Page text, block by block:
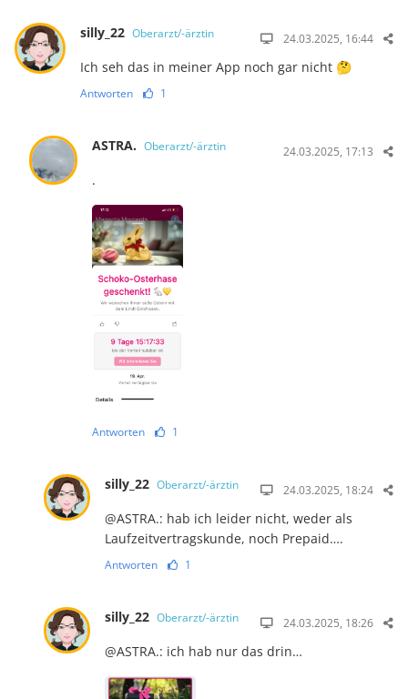
silly_22 Oberarzt/-ärztin 24.03.2025, 16:44
Ich seh das in meiner App noch gar nicht 🤔
Antworten 1
ASTRA. Oberarzt/-ärztin 24.03.2025, 17:13
.
Antworten 1
silly_22 Oberarzt/-ärztin 24.03.2025, 18:24
@ASTRA.: hab ich leider nicht, weder als
Laufzeitvertragskunde, noch Prepaid….
Antworten 1
silly_22 Oberarzt/-ärztin 24.03.2025, 18:26
@ASTRA.: ich hab nur das drin…